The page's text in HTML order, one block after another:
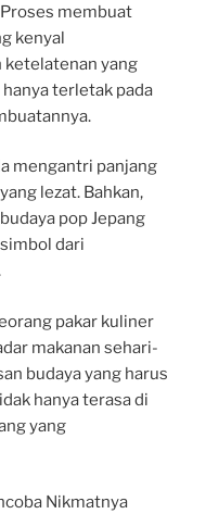
membuat
kenyal
yang
terletak pada
mengantri panjang
lezat. Bahkan,
pop Jepang
dari
pakar kuliner
makanan sehari-
budaya yang harus
hanya terasa di
yang
Nikmatnya